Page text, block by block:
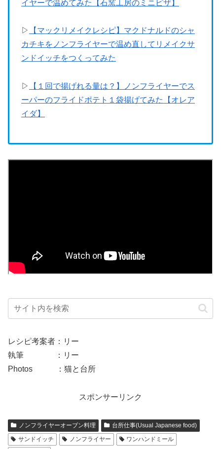
イヤーで温めてみた【石窯工房のミニピザ】
▷
【マックリメイクレシピ】マクドナルドのシャ
カチキをノンフライヤーで温め直してリメイクサ
ンドイッチをつくってみた
▷
【１回で揚げれる量は？】ノンフライヤーでス
ーパーのフライドポテト１袋揚げてみた【オレア
イ ダ】
レシピ考案者：リー
執筆 ：リー
Photos ：猫と台所
スポンサーリンク
ノンフライヤーオーブン料理
台所仕事(Usual Japanese food)
サンドイッチ
ノンフライヤー
ワンハンドミール